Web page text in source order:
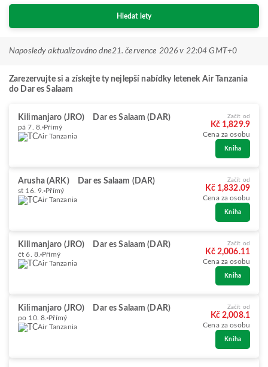
Hledat lety
Naposledy aktualizováno dne21. července 2026 v 22:04 GMT+0
Zarezervujte si a získejte ty nejlepší nabídky letenek Air Tanzania
do Dar es Salaam
Kilimanjaro (JRO) Dar es Salaam (DAR)
pá 7. 8. Přímý
Air Tanzania
Začít od
Kč 1,829.9
Cena za osobu
Kniha
Arusha (ARK) Dar es Salaam (DAR)
st 16. 9. Přímý
Air Tanzania
Začít od
Kč 1,832.09
Cena za osobu
Kniha
Kilimanjaro (JRO) Dar es Salaam (DAR)
čt 6. 8. Přímý
Air Tanzania
Začít od
Kč 2,006.11
Cena za osobu
Kniha
Kilimanjaro (JRO) Dar es Salaam (DAR)
po 10. 8. Přímý
Air Tanzania
Začít od
Kč 2,008.1
Cena za osobu
Kniha